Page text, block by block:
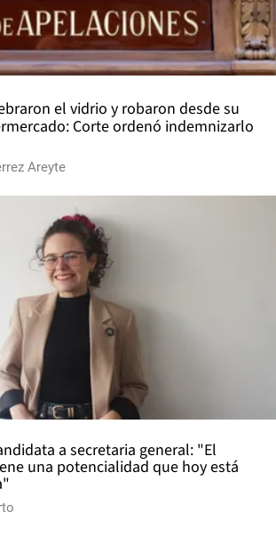
el vidrio y robaron desde su
Corte ordenó indemnizarlo
Areyte
a secretaria general: "El
una potencialidad que hoy está